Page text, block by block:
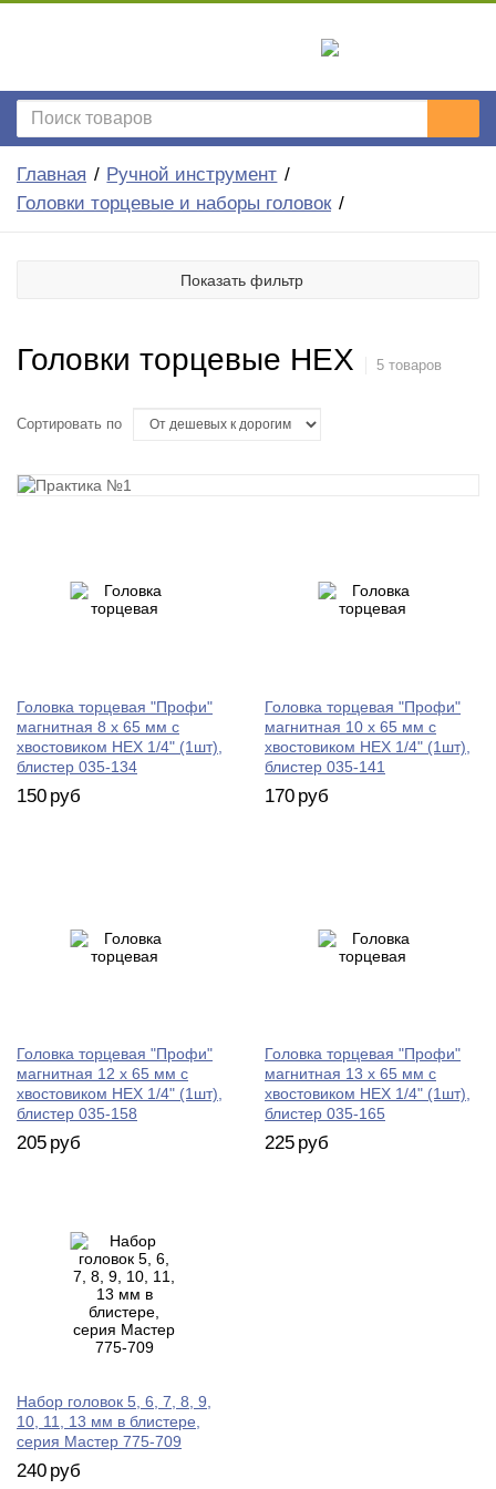
Главная
Ручной инструмент
Головки торцевые и наборы головок
Показать фильтр
Головки торцевые HEX 5 товаров
Сортировать по
Головка торцевая "Профи"
магнитная 8 х 65 мм с
хвостовиком HEX 1/4" (1шт),
блистер 035-134
150 руб
Головка торцевая "Профи"
магнитная 10 х 65 мм с
хвостовиком HEX 1/4" (1шт),
блистер 035-141
170 руб
Головка торцевая "Профи"
магнитная 12 х 65 мм с
хвостовиком HEX 1/4" (1шт),
блистер 035-158
205 руб
Головка торцевая "Профи"
магнитная 13 х 65 мм с
хвостовиком HEX 1/4" (1шт),
блистер 035-165
225 руб
Набор головок 5, 6, 7, 8, 9,
10, 11, 13 мм в блистере,
серия Мастер 775-709
240 руб